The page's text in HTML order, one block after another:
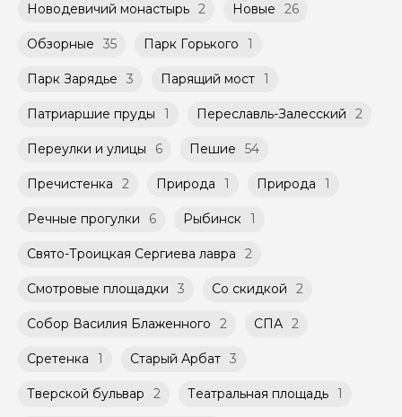
Новодевичий монастырь 2 Новые 26
Обзорные 35 Парк Горького 1
Парк Зарядье 3 Парящий мост 1
Патриаршие пруды 1 Переславль-Залесский 2
Переулки и улицы 6 Пешие 54
Пречистенка 2 Природа 1 Природа 1
Речные прогулки 6 Рыбинск 1
Свято-Троицкая Сергиева лавра 2
Смотровые площадки 3 Со скидкой 2
Собор Василия Блаженного 2 СПА 2
Сретенка 1 Старый Арбат 3
Тверской бульвар 2 Театральная площадь 1